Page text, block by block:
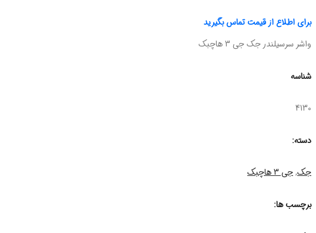
برای اطلاع از قیمت تماس بگیرید
واشر سرسیلندر جک جی 3 هاچبک
شناسه
4130
دسته:
جک,جی 3 هاچبک
برچسب ها: